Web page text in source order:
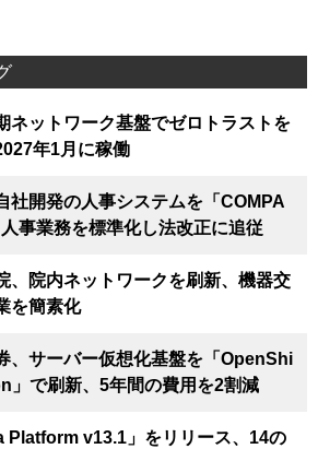
ネットワーク基盤でゼロトラストを
年1月に稼働
社開発の人事システムを「COMPA
事業務を標準化し法改正に追従
、院内ネットワークを刷新、機器交
を簡素化
、サーバー仮想化基盤を「OpenShi
」で刷新、5年間の費用を2割減
Platform v13.1」をリリース、14の